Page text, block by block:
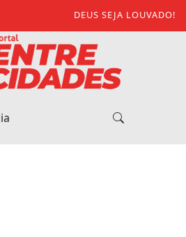
DEUS SEJA LOUVADO!